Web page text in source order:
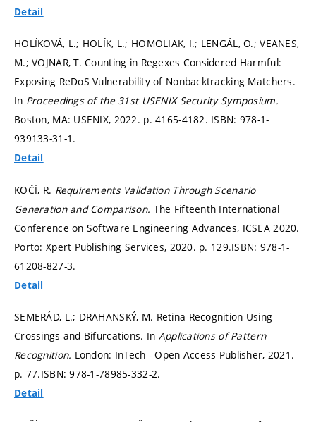
Detail
HOLÍKOVÁ, L.; HOLÍK, L.; HOMOLIAK, I.; LENGÁL, O.; VEANES,
M.; VOJNAR, T. Counting in Regexes Considered Harmful:
Exposing ReDoS Vulnerability of Nonbacktracking Matchers.
In Proceedings of the 31st USENIX Security Symposium.
Boston, MA: USENIX, 2022. p. 4165-4182. ISBN: 978-1-
939133-31-1.
Detail
KOČÍ, R. Requirements Validation Through Scenario
Generation and Comparison. The Fifteenth International
Conference on Software Engineering Advances, ICSEA 2020.
Porto: Xpert Publishing Services, 2020. p. 129.ISBN: 978-1-
61208-827-3.
Detail
SEMERÁD, L.; DRAHANSKÝ, M. Retina Recognition Using
Crossings and Bifurcations. In Applications of Pattern
Recognition. London: InTech - Open Access Publisher, 2021.
p. 77.ISBN: 978-1-78985-332-2.
Detail